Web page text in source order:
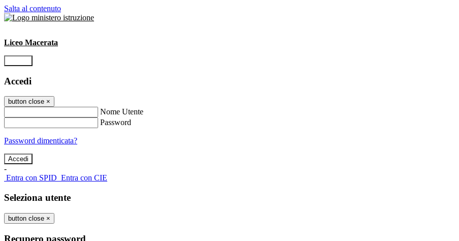
Salta al contenuto
Liceo Macerata
Accedi
button close ×
Nome Utente
Password
Password dimenticata?
-
Entra con SPID Entra con CIE
Seleziona utente
button close ×
Recupero password